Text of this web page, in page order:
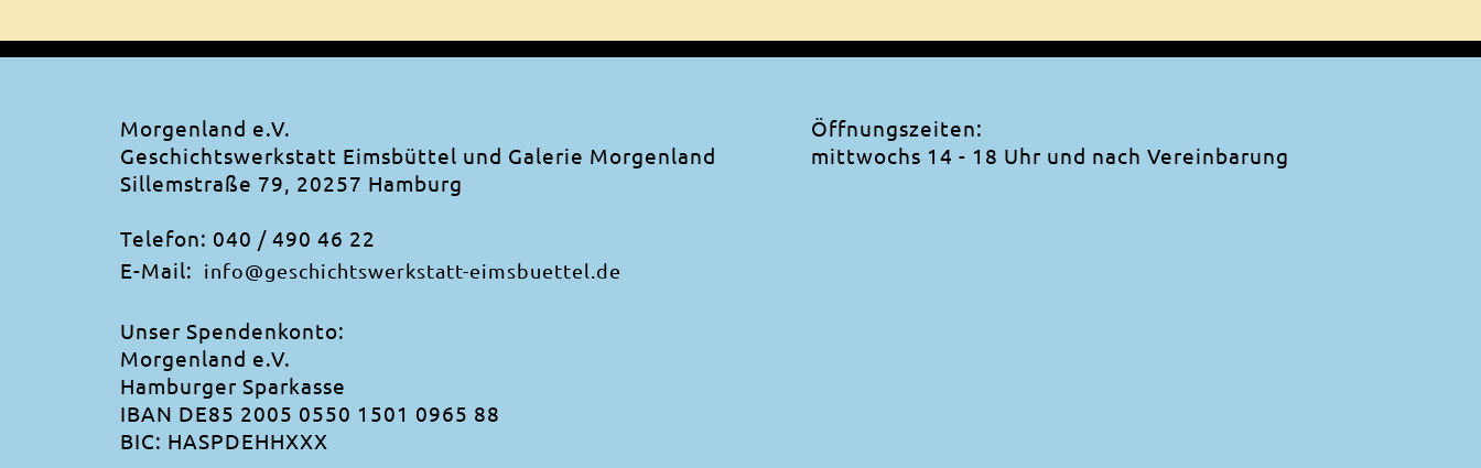
Morgenland e.V.
Geschichtswerkstatt Eimsbüttel und Galerie Morgenland
Sillemstraße 79, 20257 Hamburg
Telefon: 040 / 490 46 22
E-Mail:
info@geschichtswerkstatt-eimsbuettel.de
Unser Spendenkonto:
Morgenland e.V.
Hamburger Sparkasse
IBAN DE85 2005 0550 1501 0965 88
BIC: HASPDEHHXXX
Öffnungszeiten:
mittwochs 14 - 18 Uhr und nach Vereinbarung